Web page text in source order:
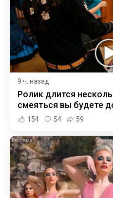
9 ч. назад
Ролик длится
смеяться вы будете
154 54 59